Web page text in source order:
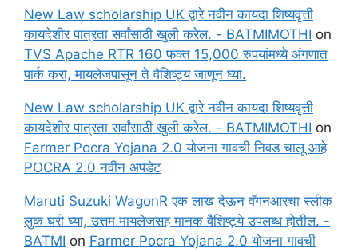
New Law scholarship UK द्वारे नवीन कायदा शिष्यवृत्ती
कायदेशीर पात्रता सर्वांसाठी खुली करेल. - BATMIMOTHI on
TVS Apache RTR 160 फक्त 15,000 रुपयांमध्ये अंगणात
पार्क करा, मायलेजपासून ते वैशिष्ट्य जाणून घ्या.
New Law scholarship UK द्वारे नवीन कायदा शिष्यवृत्ती
कायदेशीर पात्रता सर्वांसाठी खुली करेल. - BATMIMOTHI on
Farmer Pocra Yojana 2.0 योजना गावची निवड चालू आहे
POCRA 2.0 नवीन अपडेट
Maruti Suzuki WagonR एक लाख देऊन वॅगनआरचा स्लीक
लुक घरी घ्या, उत्तम मायलेजसह मानक वैशिष्ट्ये उपलब्ध होतील. -
BATMI on Farmer Pocra Yojana 2.0 योजना गावची